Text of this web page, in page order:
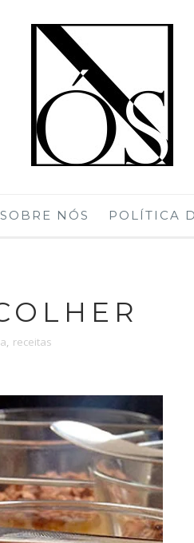
SOBRE NÓS POLÍTICA
, receitas